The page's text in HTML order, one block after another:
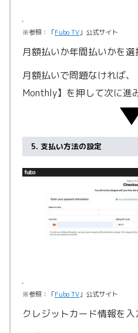
※参照：「Fubo TV」公式サイト
月額払いか年間払いかを選
月額払いで問題なければ
Monthly】を押して次に進
5. 支払い方法の設定
※参照：「Fubo TV 」公式サイト
クレジットカード情報を入